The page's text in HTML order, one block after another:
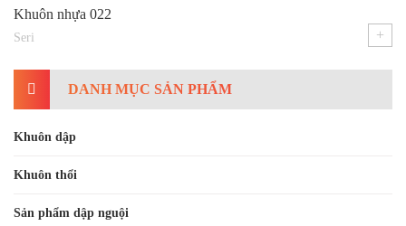
DANH MỤC SẢN PHẨM
Khuôn dập
Khuôn thổi
Sản phẩm dập nguội